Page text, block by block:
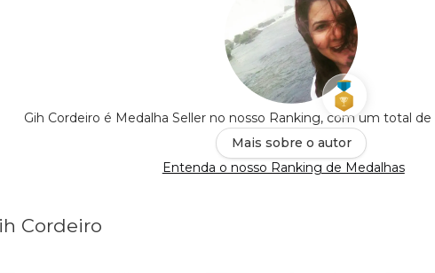
Gih Cordeiro é Medalha Seller no nosso Ranking, com um total de
Mais sobre o autor
Entenda o nosso Ranking de Medalhas
Cordeiro